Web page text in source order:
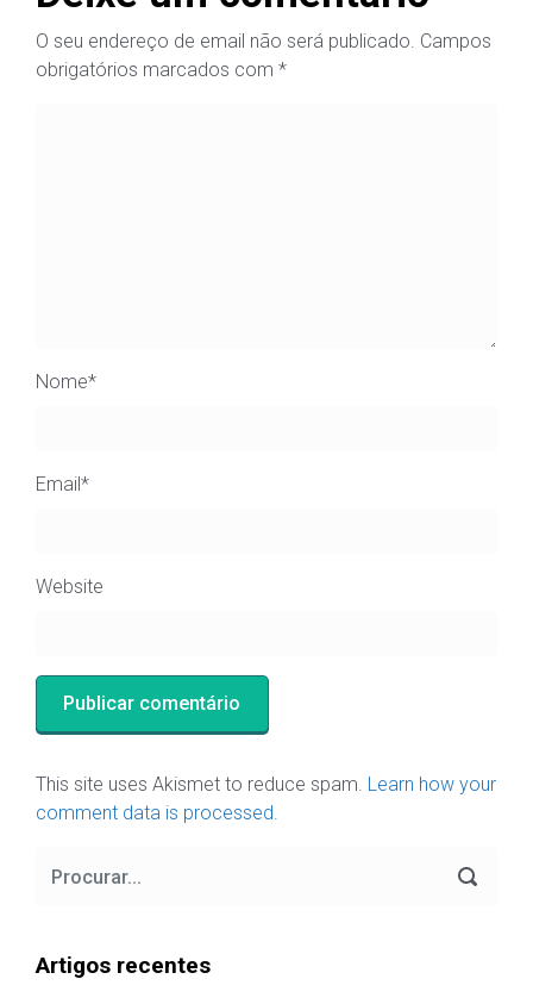
O seu endereço de email não será publicado. Campos
obrigatórios marcados com *
Nome*
Email*
Website
This site uses Akismet to reduce spam. Learn how your
comment data is processed.
Artigos recentes